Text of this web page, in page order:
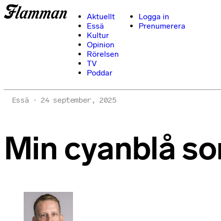
Aktuellt
Essä
Kultur
Opinion
Rörelsen
TV
Poddar
Logga in
Prenumerera
Essä 24 september, 2025
Min cyanblå